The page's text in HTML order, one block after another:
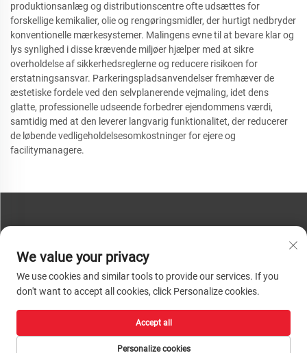
produktionsanlæg og distributionscentre ofte udsættes for
forskellige kemikalier, olie og rengøringsmidler, der hurtigt nedbryder
konventionelle mærkesystemer. Malingens evne til at bevare klar og
lys synlighed i disse krævende miljøer hjælper med at sikre
overholdelse af sikkerhedsreglerne og reducere risikoen for
erstatningsansvar. Parkeringspladsanvendelser fremhæver de
æstetiske fordele ved den selvplanerende vejmaling, idet dens
glatte, professionelle udseende forbedrer ejendommens værdi,
samtidig med at den leverer langvarig funktionalitet, der reducerer
de løbende vedligeholdelsesomkostninger for ejere og
facilitymanagere.
Telefon:+86-13793890209
Tel: +86-13793890209
Ophavsret © 2026 Shandong Huacheng High-Tech Material Technology Co.,
Ltd. Alle rettigheder forbeholdes. |
We value your privacy
We use cookies and similar tools to provide our services. If you
don't want to accept all cookies, click Personalize cookies.
Personalize cookies
Accept all